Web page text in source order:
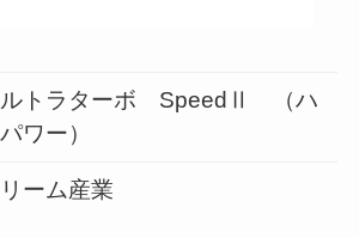
ルトラターボ SpeedⅡ （ハ
ワー）
リーム産業